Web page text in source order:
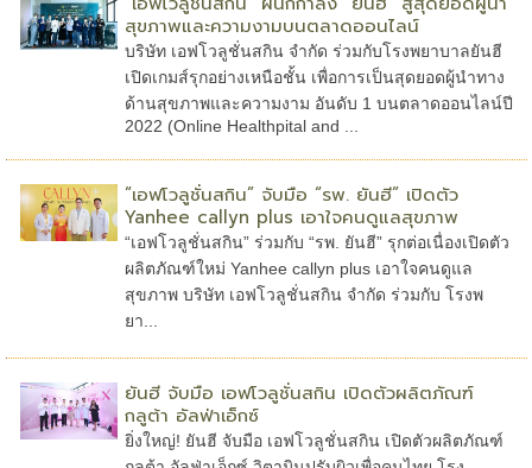
สุขภาพและความงามบนตลาดออนไลน์
บริษัท เอฟโวลูชั่นสกิน จำกัด ร่วมกับโรงพยาบาลยันฮี
เปิดเกมส์รุกอย่างเหนือชั้น เพื่อการเป็นสุดยอดผู้นำทาง
ด้านสุขภาพและความงาม อันดับ 1 บนตลาดออนไลน์ปี
2022 (Online Healthpital and ...
“เอฟโวลูชั่นสกิน” จับมือ “รพ. ยันฮี” เปิดตัว
Yanhee callyn plus เอาใจคนดูแลสุขภาพ
“เอฟโวลูชั่นสกิน” ร่วมกับ “รพ. ยันฮี” รุกต่อเนื่องเปิดตัว
ผลิตภัณฑ์ใหม่ Yanhee callyn plus เอาใจคนดูแล
สุขภาพ บริษัท เอฟโวลูชั่นสกิน จำกัด ร่วมกับ โรงพ
ยา...
ยันฮี จับมือ เอฟโวลูชั่นสกิน เปิดตัวผลิตภัณฑ์
กลูต้า อัลฟ่าเอ็กซ์
ยิ่งใหญ่! ยันฮี จับมือ เอฟโวลูชั่นสกิน เปิดตัวผลิตภัณฑ์